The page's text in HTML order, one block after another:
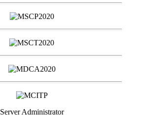
Server Administrator